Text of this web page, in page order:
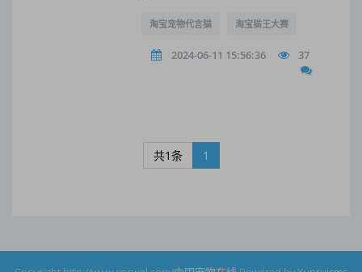
淘宝宠物代言猫 淘宝猫王大赛
2024-06-11 15:56:36 37
共1条 1